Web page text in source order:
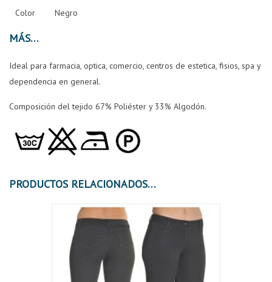
Color Negro
MÁS
Ideal para farmacia, optica, comercio, centros de estetica, fisios, spa y
dependencia en general.
Composición del tejido 67% Poliéster y 33% Algodón.
PRODUCTOS RELACIONADOS